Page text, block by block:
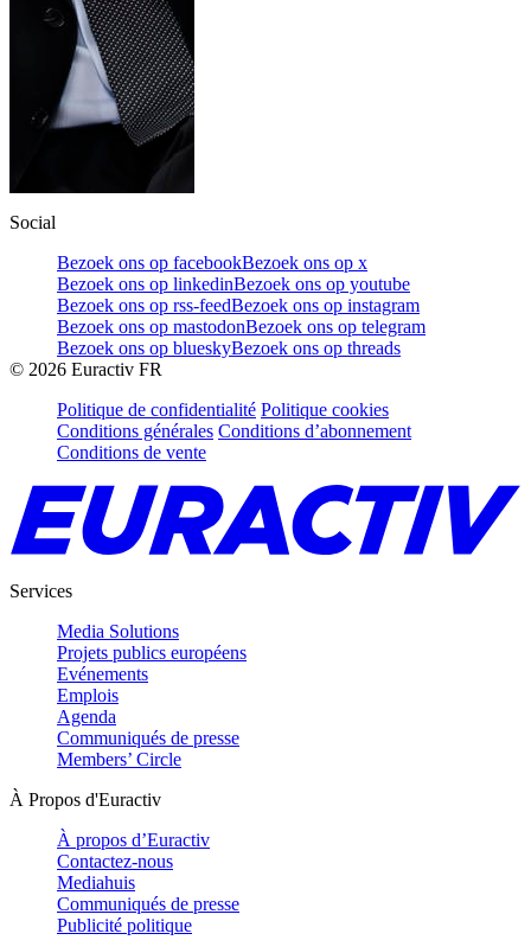
Social
Bezoek ons op facebookBezoek ons op x
Bezoek ons op linkedinBezoek ons op youtube
Bezoek ons op rss-feedBezoek ons op instagram
Bezoek ons op mastodonBezoek ons op telegram
Bezoek ons op blueskyBezoek ons op threads
© 2026 Euractiv FR
Politique de confidentialité Politique cookies
Conditions générales Conditions d’abonnement
Conditions de vente
Services
Media Solutions
Projets publics européens
Evénements
Emplois
Agenda
Communiqués de presse
Members’ Circle
À Propos d'Euractiv
À propos d’Euractiv
Contactez-nous
Mediahuis
Communiqués de presse
Publicité politique